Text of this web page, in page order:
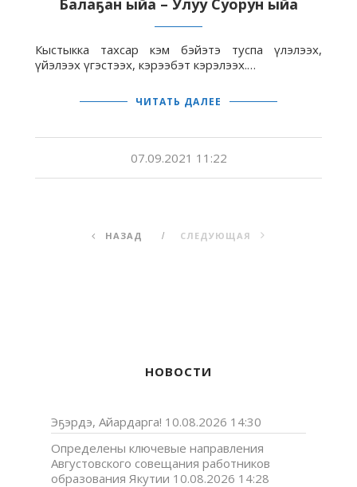
Балаҕан ыйа – Улуу Суорун ыйа
Кыстыкка тахсар кэм бэйэтэ туспа үлэлээх,
үйэлээх үгэстээх, кэрээбэт кэрэлээх.…
ЧИТАТЬ ДАЛЕЕ
07.09.2021 11:22
НАЗАД СЛЕДУЮЩАЯ
НОВОСТИ
Эҕэрдэ, Айардарга! 10.08.2026 14:30
Определены ключевые направления
Августовского совещания работников
образования Якутии 10.08.2026 14:28